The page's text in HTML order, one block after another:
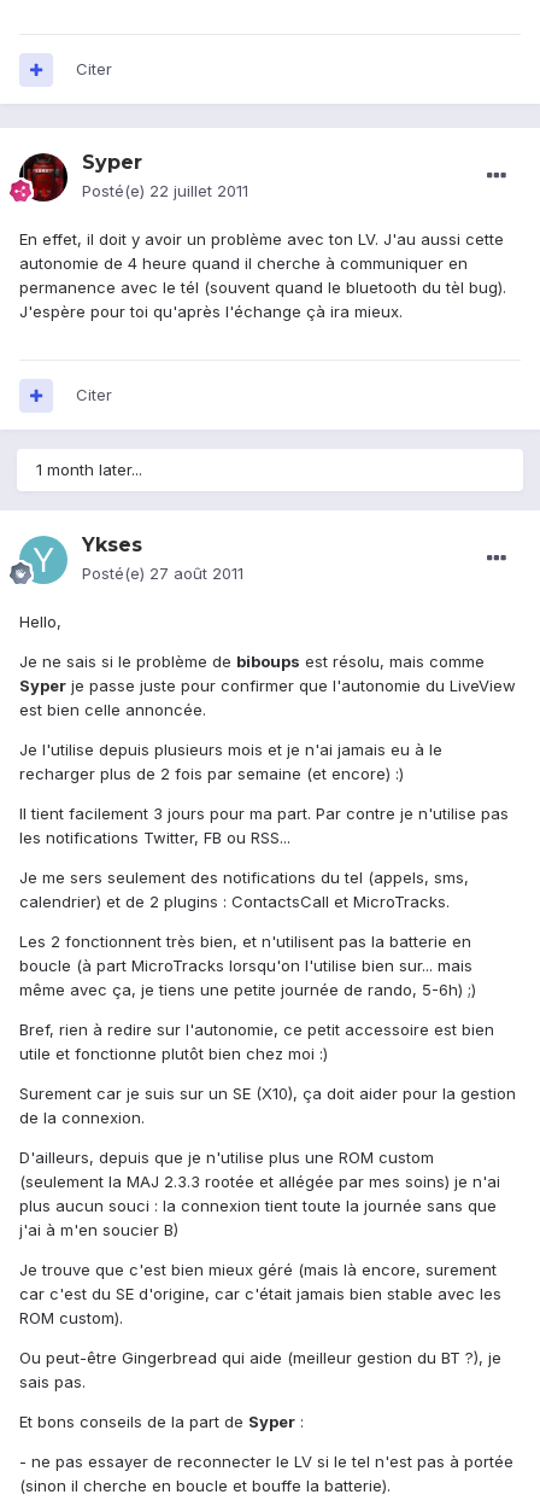
Citer
Syper
Posté(e) 22 juillet 2011
En effet, il doit y avoir un problème avec ton LV. J'au aussi cette
autonomie de 4 heure quand il cherche à communiquer en
permanence avec le tél (souvent quand le bluetooth du tèl bug).
J'espère pour toi qu'après l'échange çà ira mieux.
Citer
1 month later...
Ykses
Posté(e) 27 août 2011
Hello,
Je ne sais si le problème de biboups est résolu, mais comme
Syper je passe juste pour confirmer que l'autonomie du LiveView
est bien celle annoncée.
Je l'utilise depuis plusieurs mois et je n'ai jamais eu à le
recharger plus de 2 fois par semaine (et encore) :)
Il tient facilement 3 jours pour ma part. Par contre je n'utilise pas
les notifications Twitter, FB ou RSS...
Je me sers seulement des notifications du tel (appels, sms,
calendrier) et de 2 plugins : ContactsCall et MicroTracks.
Les 2 fonctionnent très bien, et n'utilisent pas la batterie en
boucle (à part MicroTracks lorsqu'on l'utilise bien sur... mais
même avec ça, je tiens une petite journée de rando, 5-6h) ;)
Bref, rien à redire sur l'autonomie, ce petit accessoire est bien
utile et fonctionne plutôt bien chez moi :)
Surement car je suis sur un SE (X10), ça doit aider pour la gestion
de la connexion.
D'ailleurs, depuis que je n'utilise plus une ROM custom
(seulement la MAJ 2.3.3 rootée et allégée par mes soins) je n'ai
plus aucun souci : la connexion tient toute la journée sans que
j'ai à m'en soucier B)
Je trouve que c'est bien mieux géré (mais là encore, surement
car c'est du SE d'origine, car c'était jamais bien stable avec les
ROM custom).
Ou peut-être Gingerbread qui aide (meilleur gestion du BT ?), je
sais pas.
Et bons conseils de la part de Syper :
- ne pas essayer de reconnecter le LV si le tel n'est pas à portée
(sinon il cherche en boucle et bouffe la batterie).